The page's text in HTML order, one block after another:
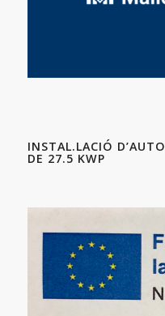
INSTAL.LACIÓ
DE 27.5 KWP